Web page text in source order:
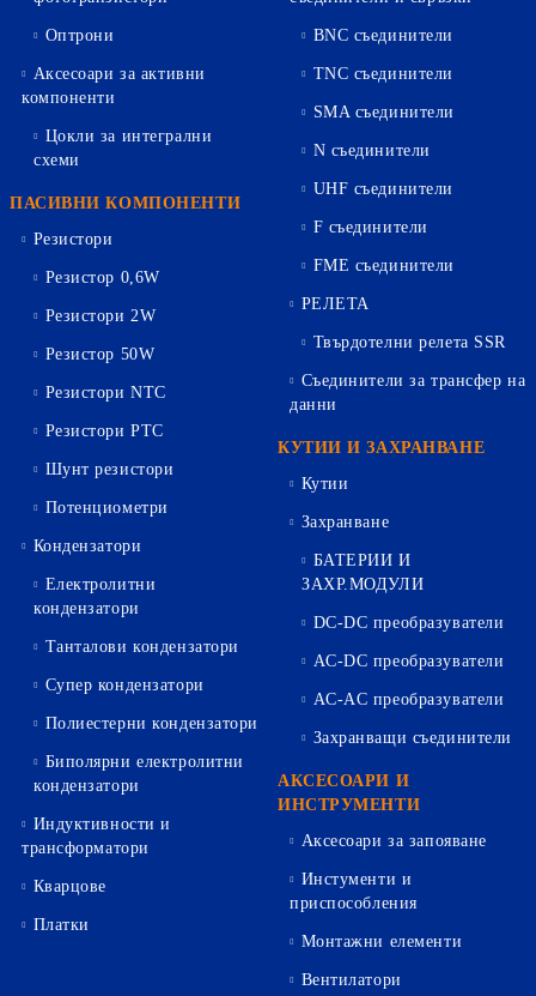
Оптрони
Аксесоари за активни
компоненти
Цокли за интегрални
схеми
ПАСИВНИ КОМПОНЕНТИ
Резистори
Резистор 0,6W
Резистори 2W
Резистор 50W
Резистори NTC
Резистори PTC
Шунт резистори
Потенциометри
Кондензатори
Електролитни
кондензатори
Танталови кондензатори
Супер кондензатори
Полиестерни кондензатори
Биполярни електролитни
кондензатори
Индуктивности и
трансформатори
Кварцове
Платки
BNC съединители
TNC съединители
SMA съединители
N съединители
UHF съединители
F съединители
FME съединители
РЕЛЕТА
Твърдотелни релета SSR
Съединители за трансфер на
данни
КУТИИ И ЗАХРАНВАНЕ
Кутии
Захранване
БАТЕРИИ И
ЗАХР.МОДУЛИ
DC-DC преобразуватели
AC-DC преобразуватели
AC-AC преобразуватели
Захранващи съединители
АКСЕСОАРИ И
ИНСТРУМЕНТИ
Аксесоари за запояване
Инстументи и
приспособления
Монтажни елементи
Вентилатори